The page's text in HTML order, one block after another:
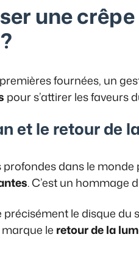
une
fournées, un
pour s’attirer les faveurs
et le retour de
dans le monde
. C’est un hommage
le disque du
marque le retour de la